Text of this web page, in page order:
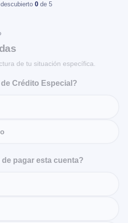
0 de 5
de tu situación específica.
Crédito Especial?
pagar esta cuenta?